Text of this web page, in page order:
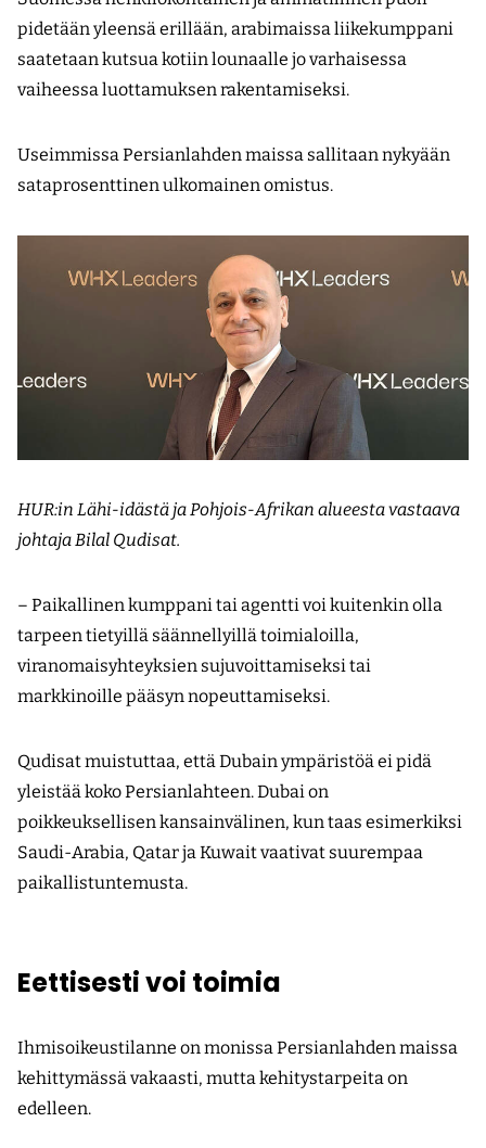
pidetään yleensä erillään, arabimaissa liikekumppani
saatetaan kutsua kotiin lounaalle jo varhaisessa
vaiheessa luottamuksen rakentamiseksi.
Useimmissa Persianlahden maissa sallitaan nykyään
sataprosenttinen ulkomainen omistus.
HUR:in Lähi-idästä ja Pohjois-Afrikan alueesta vastaava
johtaja Bilal Qudisat.
– Paikallinen kumppani tai agentti voi kuitenkin olla
tarpeen tietyillä säännellyillä toimialoilla,
viranomaisyhteyksien sujuvoittamiseksi tai
markkinoille pääsyn nopeuttamiseksi.
Qudisat muistuttaa, että Dubain ympäristöä ei pidä
yleistää koko Persianlahteen. Dubai on
poikkeuksellisen kansainvälinen, kun taas esimerkiksi
Saudi-Arabia, Qatar ja Kuwait vaativat suurempaa
paikallistuntemusta.
Eettisesti voi toimia
Ihmisoikeustilanne on monissa Persianlahden maissa
kehittymässä vakaasti, mutta kehitystarpeita on
edelleen.